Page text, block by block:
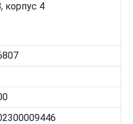
корпус 4